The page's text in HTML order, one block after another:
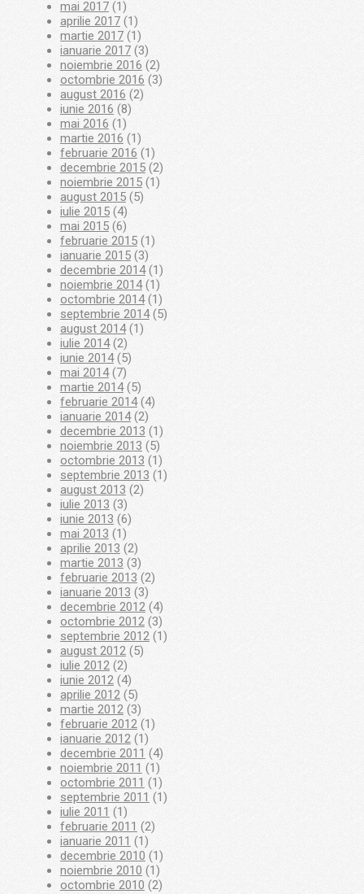
mai 2017(1)
aprilie 2017(1)
martie 2017(1)
ianuarie 2017(3)
noiembrie 2016 (2)
octombrie 2016 (3)
august 2016 (2)
iunie 2016 (8)
mai 2016 (1)
martie 2016 (1)
februarie 2016 (1)
decembrie 2015(2)
noiembrie 2015(1)
august 2015(5)
iulie 2015(4)
mai 2015(6)
februarie 2015(1)
ianuarie 2015(3)
decembrie 2014(1)
noiembrie 2014(1)
octombrie 2014(1)
septembrie 2014(5)
august 2014(1)
iulie 2014(2)
iunie 2014(5)
mai 2014(7)
martie 2014(5)
februarie 2014(4)
ianuarie 2014(2)
decembrie 2013 (1)
noiembrie 2013 (5)
octombrie 2013 (1)
septembrie 2013 (1)
august 2013 (2)
iulie 2013 (3)
iunie 2013 (6)
mai 2013 (1)
aprilie 2013 (2)
martie 2013 (3)
februarie 2013 (2)
ianuarie 2013 (3)
decembrie 2012(4)
octombrie 2012(3)
septembrie 2012(1)
august 2012(5)
iulie 2012(2)
iunie 2012(4)
aprilie 2012(5)
martie 2012(3)
februarie 2012(1)
ianuarie 2012(1)
decembrie 2011 (4)
noiembrie 2011 (1)
octombrie 2011 (1)
septembrie 2011 (1)
iulie 2011 (1)
februarie 2011 (2)
ianuarie 2011 (1)
decembrie 2010 (1)
noiembrie 2010 (1)
octombrie 2010 (2)